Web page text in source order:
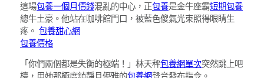
這場包養一個月價錢混亂的中心，正包養是金牛座霸短期包養
總牛土豪。他站在咖啡館門口，被藍色傻氣光束照得眼睛生
疼。 包養甜心網
包養價格
「你們兩個都是失衡的極端！」林天秤包養網單次突然跳上吧